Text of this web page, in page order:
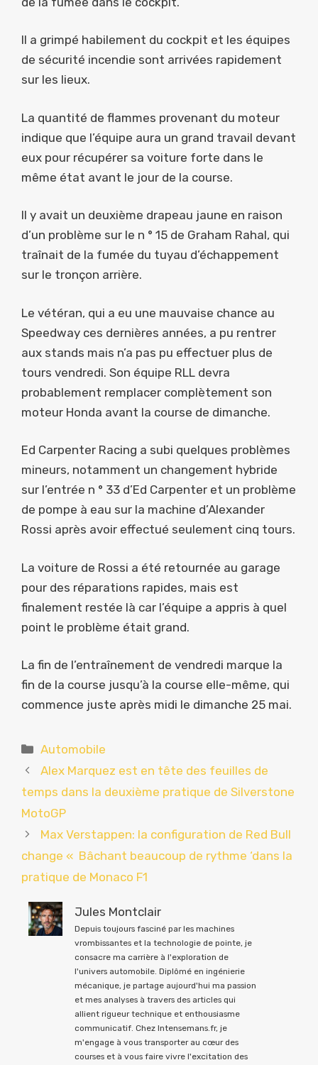
Il a grimpé habilement du cockpit et les équipes
de sécurité incendie sont arrivées rapidement
sur les lieux.
La quantité de flammes provenant du moteur
indique que l’équipe aura un grand travail devant
eux pour récupérer sa voiture forte dans le
même état avant le jour de la course.
Il y avait un deuxième drapeau jaune en raison
d’un problème sur le n ° 15 de Graham Rahal, qui
traînait de la fumée du tuyau d’échappement
sur le tronçon arrière.
Le vétéran, qui a eu une mauvaise chance au
Speedway ces dernières années, a pu rentrer
aux stands mais n’a pas pu effectuer plus de
tours vendredi. Son équipe RLL devra
probablement remplacer complètement son
moteur Honda avant la course de dimanche.
Ed Carpenter Racing a subi quelques problèmes
mineurs, notamment un changement hybride
sur l’entrée n ° 33 d’Ed Carpenter et un problème
de pompe à eau sur la machine d’Alexander
Rossi après avoir effectué seulement cinq tours.
La voiture de Rossi a été retournée au garage
pour des réparations rapides, mais est
finalement restée là car l’équipe a appris à quel
point le problème était grand.
La fin de l’entraînement de vendredi marque la
fin de la course jusqu’à la course elle-même, qui
commence juste après midi le dimanche 25 mai.
Catégories
Automobile
Alex Marquez est en tête des feuilles de
temps dans la deuxième pratique de Silverstone
MotoGP
Max Verstappen: la configuration de Red Bull
change « Bâchant beaucoup de rythme ‘dans la
pratique de Monaco F1
Jules Montclair
Depuis toujours fasciné par les machines
vrombissantes et la technologie de pointe, je
consacre ma carrière à l'exploration de
l'univers automobile. Diplômé en ingénierie
mécanique, je partage aujourd'hui ma passion
et mes analyses à travers des articles qui
allient rigueur technique et enthousiasme
communicatif. Chez Intensemans.fr, je
m'engage à vous transporter au cœur des
courses et à vous faire vivre l'excitation des